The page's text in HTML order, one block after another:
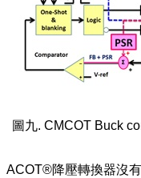
圖九. CMCOT Buck
ACOT®降壓轉換器沒